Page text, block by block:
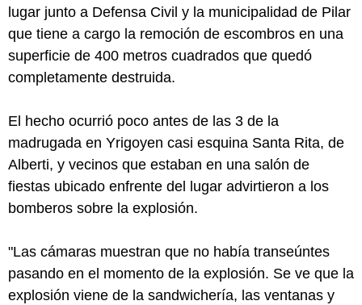
lugar junto a Defensa Civil y la municipalidad de Pilar
que tiene a cargo la remoción de escombros en una
superficie de 400 metros cuadrados que quedó
completamente destruida.
El hecho ocurrió poco antes de las 3 de la
madrugada en Yrigoyen casi esquina Santa Rita, de
Alberti, y vecinos que estaban en una salón de
fiestas ubicado enfrente del lugar advirtieron a los
bomberos sobre la explosión.
"Las cámaras muestran que no había transeúntes
pasando en el momento de la explosión. Se ve que la
explosión viene de la sandwichería, las ventanas y